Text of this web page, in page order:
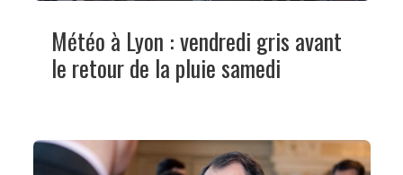
Météo à Lyon : vendredi gris avant
le retour de la pluie samedi